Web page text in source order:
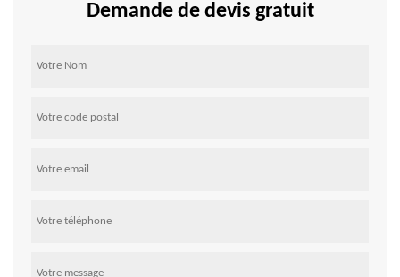
Demande de devis gratuit